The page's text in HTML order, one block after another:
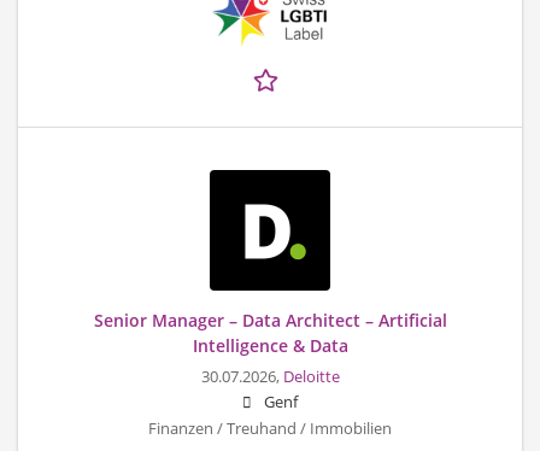
Senior Manager – Data Architect – Artificial
Intelligence & Data
30.07.2026, Deloitte
Genf
Finanzen / Treuhand / Immobilien